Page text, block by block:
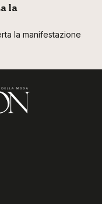
la
la manifestazione